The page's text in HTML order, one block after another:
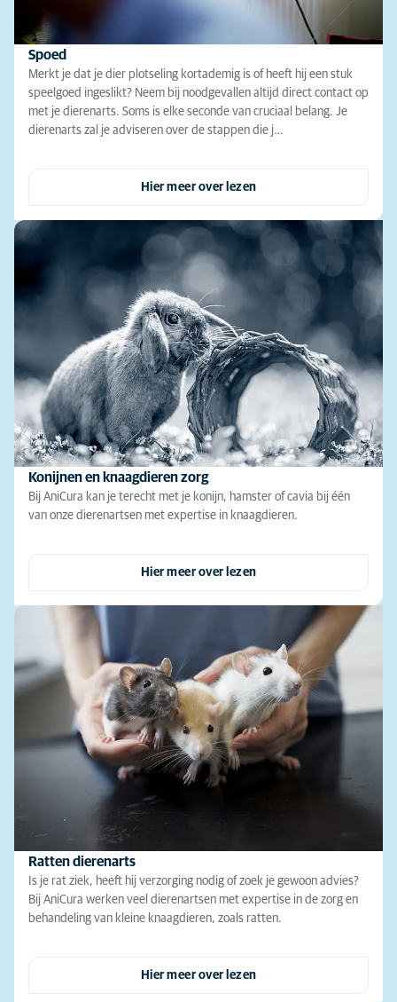
Spoed
Merkt je dat je dier plotseling kortademig is of heeft hij een stuk
speelgoed ingeslikt? Neem bij noodgevallen altijd direct contact op
met je dierenarts. Soms is elke seconde van cruciaal belang. Je
dierenarts zal je adviseren over de stappen die j…
Hier meer over lezen
Konijnen en knaagdieren zorg
Bij AniCura kan je terecht met je konijn, hamster of cavia bij één
van onze dierenartsen met expertise in knaagdieren.
Hier meer over lezen
Ratten dierenarts
Is je rat ziek, heeft hij verzorging nodig of zoek je gewoon advies?
Bij AniCura werken veel dierenartsen met expertise in de zorg en
behandeling van kleine knaagdieren, zoals ratten.
Hier meer over lezen